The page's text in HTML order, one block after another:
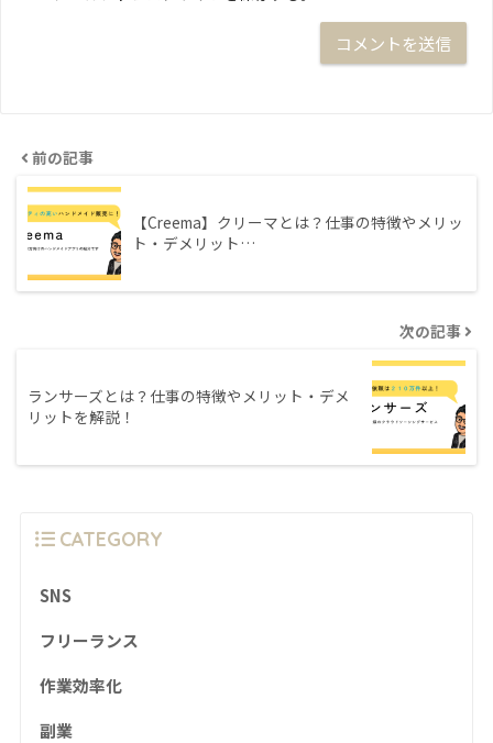
前の記事
【Creema】クリーマとは？仕事の特徴やメリッ
ト・デメリット…
次の記事
ランサーズとは？仕事の特徴やメリット・デメ
リットを解説！
CATEGORY
SNS
フリーランス
作業効率化
副業